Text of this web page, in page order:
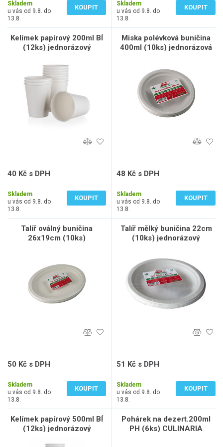
Skladem
u vás od 9.8. do
13.8.
KOUPIT
Skladem
u vás od 9.8. do
13.8.
KOUPIT
Kelímek papírový 200ml BÍ
(12ks) jednorázový
40 Kč s DPH
Skladem
u vás od 9.8. do
13.8.
KOUPIT
Miska polévková buničina
400ml (10ks) jednorázová
48 Kč s DPH
Skladem
u vás od 9.8. do
13.8.
KOUPIT
Talíř oválný buničina
26x19cm (10ks)
50 Kč s DPH
Skladem
u vás od 9.8. do
13.8.
KOUPIT
Talíř mělký buničina 22cm
(10ks) jednorázový
51 Kč s DPH
Skladem
u vás od 9.8. do
13.8.
KOUPIT
Kelímek papírový 500ml BÍ
(12ks) jednorázový
Pohárek na dezert.200ml
PH (6ks) CULINARIA